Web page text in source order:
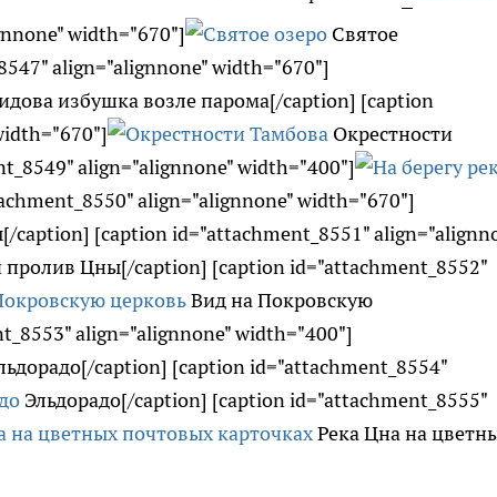
width="670"]
Святое
align="alignnone" width="670"]
избушка возле парома[/caption] [caption
Окрестности
align="alignnone" width="400"]
align="alignnone" width="670"]
caption] [caption id="attachment_8551"
пролив Цны[/caption] [caption id="attachment_8552"
Вид на Покровскую
align="alignnone" width="400"]
caption] [caption id="attachment_8554"
Эльдорадо[/caption] [caption id="attachment_8555"
Река Цна на